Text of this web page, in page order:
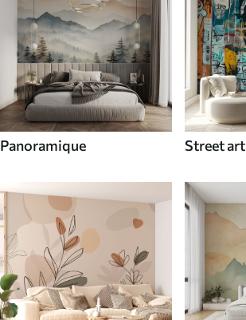
Panoramique Street art